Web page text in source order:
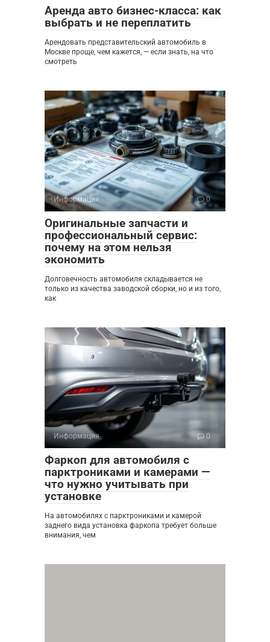
Аренда авто бизнес-класса: как
выбрать и не переплатить
Арендовать представительский автомобиль в
Москве проще, чем кажется, — если знать, на что
смотреть
Информация 0
Оригинальные запчасти и
профессиональный сервис:
почему на этом нельзя
экономить
Долговечность автомобиля складывается не
только из качества заводской сборки, но и из того,
как
Информация 0
Фаркоп для автомобиля с
парктрониками и камерами —
что нужно учитывать при
установке
На автомобилях с парктрониками и камерой
заднего вида установка фаркопа требует больше
внимания, чем